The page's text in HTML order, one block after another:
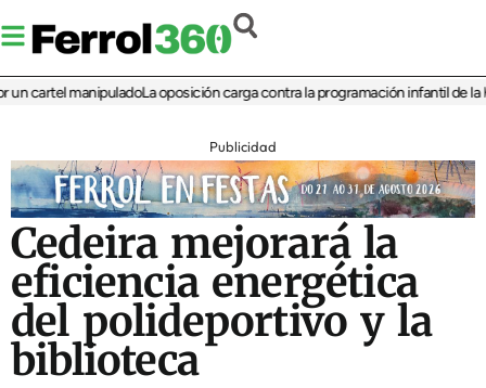
cartel manipuladoLa oposición carga contra la programación infantil de la
Publicidad
Cedeira mejorará la
eficiencia energética
del polideportivo y la
biblioteca